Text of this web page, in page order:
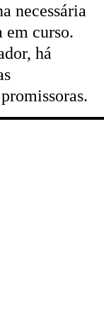
necessária
em curso.
há